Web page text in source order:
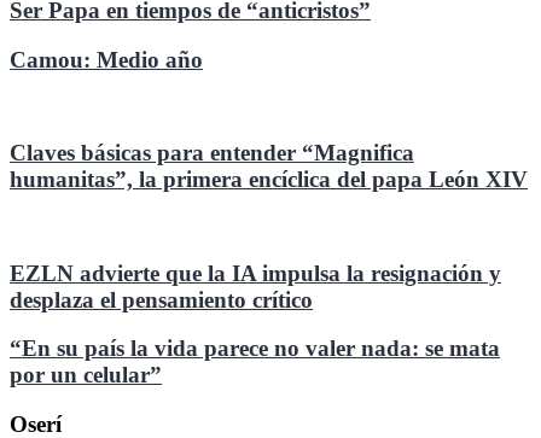
Ser Papa en tiempos de “anticristos”
Camou: Medio año
Claves básicas para entender “Magnifica
humanitas”, la primera encíclica del papa León XIV
EZLN advierte que la IA impulsa la resignación y
desplaza el pensamiento crítico
“En su país la vida parece no valer nada: se mata
por un celular”
Oserí